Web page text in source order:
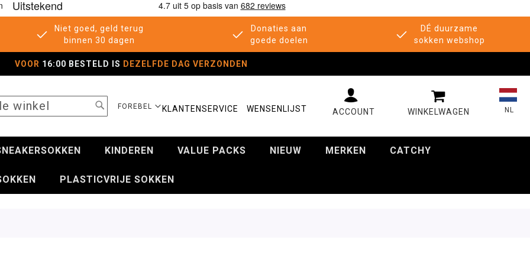
Niet goed, geld terug
binnen 30 dagen
Donaties aan
goede doelen
DÉ duurzame
sokken webshop
VOOR 16:00 BESTELD IS DEZELFDE DAG VERZONDEN
SELECTEER
FOREBEL NL
KLANTENSERVICE WENSENLIJST
SEARCH
MIJN WINKELWAGEN
KINDEREN VALUE PACKS NIEUW MERKEN CATCHY
PLASTICVRIJE SOKKEN